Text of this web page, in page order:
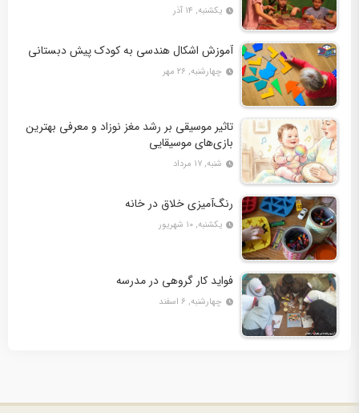
یکشنبه, ۱۴ آذر
آموزش اشکال هندسی به کودک پیش ‌دبستانی
چهارشنبه, ۲۶ مهر
تاثیر موسیقی بر رشد مغز نوزاد و معرفی بهترین
بازی‌های موسیقایی
شنبه, ۱۷ مرداد
رنگ‌آمیزی خلاق در خانه
یکشنبه, ۱۰ شهریور
فواید کار گروهی در مدرسه
چهارشنبه, ۶ اسفند